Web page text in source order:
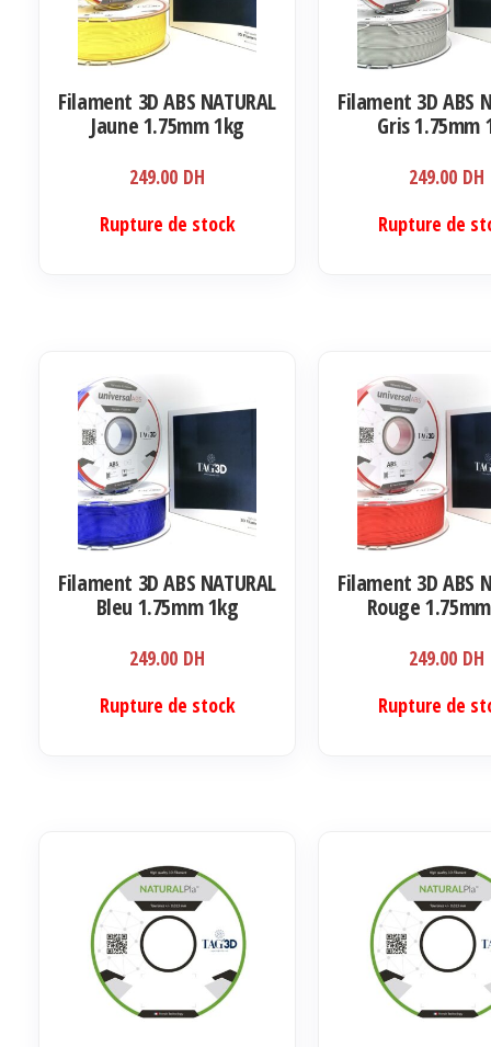
Filament 3D ABS NATURAL
Jaune 1.75mm 1kg
249.00 DH
Rupture de stock
Filament 3D ABS
Gris 1.75mm
249.00 DH
Rupture de
Filament 3D ABS NATURAL
Bleu 1.75mm 1kg
249.00 DH
Rupture de stock
Filament 3D ABS
Rouge
249.00 DH
Rupture de